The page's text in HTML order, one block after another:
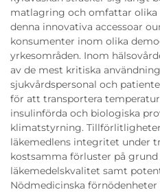
matlagring och omfattar olika
denna innovativa accessoar
konsumenter inom olika
yrkesområden. Inom
av de mest kritiska
sjukvårdspersonal och
för att transportera
insulinförda och biologiska
klimatstyrning.
läkemedlens integritet under
kostsamma förluster på grund
läkemedelskvalitet samt
Nödmedicinska